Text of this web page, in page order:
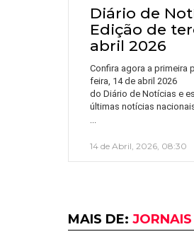
Diário de
Edição de
abril 2026
Confira agora a primeira
feira, 14 de abril 2026
do Diário de Notícias e
últimas notícias
14 de Abril, 2026, 08:30
MAIS DE: